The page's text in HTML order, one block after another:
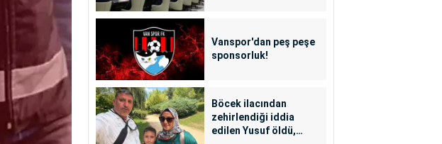
Vanspor'dan peş peşe
sponsorluk!
Böcek ilacından
zehirlendiği iddia
edilen Yusuf öldü,